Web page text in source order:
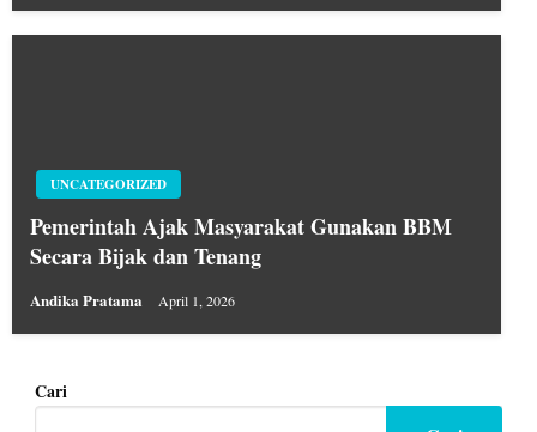
UNCATEGORIZED
Pemerintah Ajak Masyarakat Gunakan BBM
Secara Bijak dan Tenang
Andika Pratama April 1, 2026
Cari